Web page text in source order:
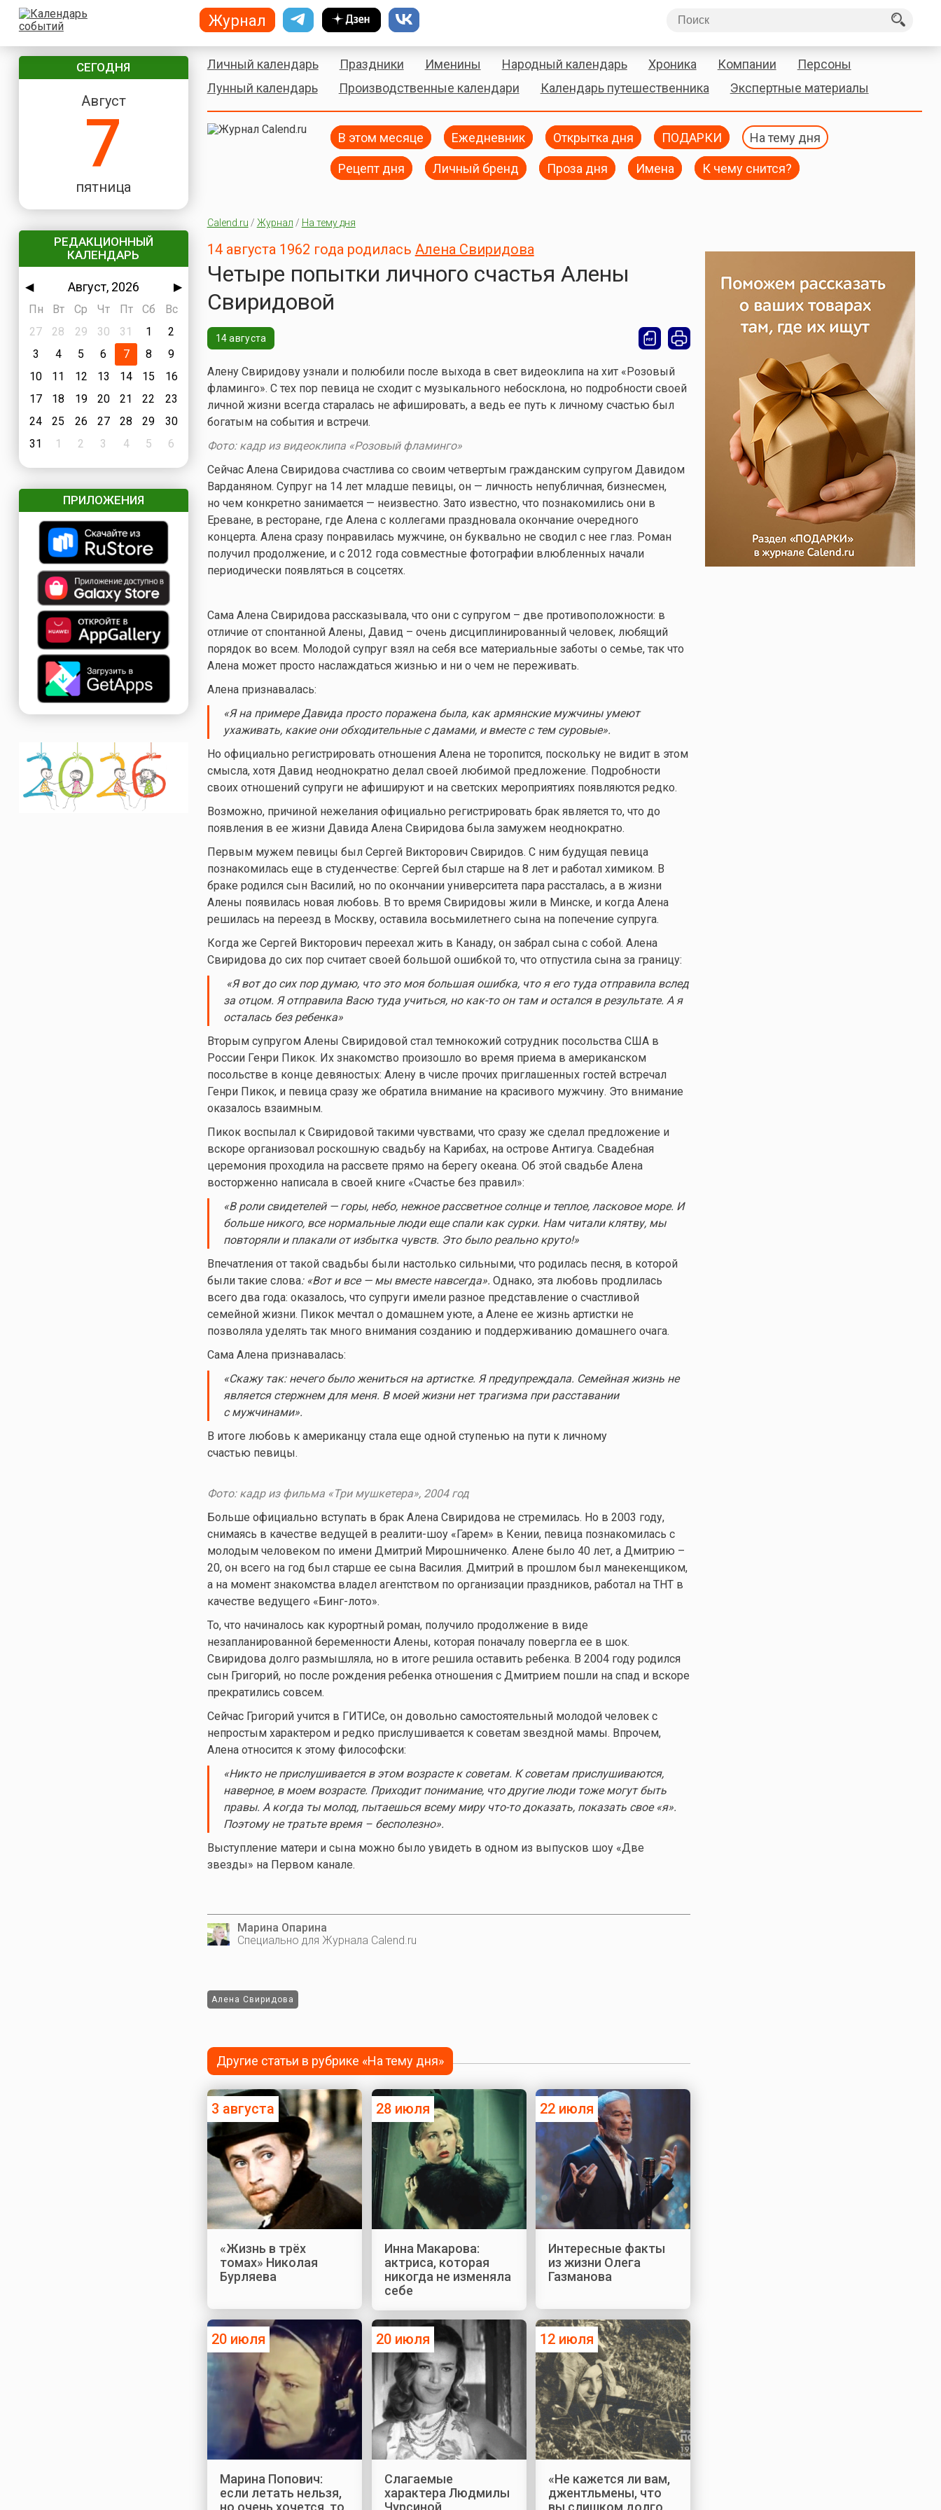
СЕГОДНЯ
Август
7
пятница
РЕДАКЦИОННЫЙ
КАЛЕНДАРЬ
◀ Август, 2026
▶
Пн
Вт Ср Чт Пт Сб
Вс
27
28 29 30 31 1
2
3
4 5 6 7 8
9
10
11 12 13 14 15
16
17
18 19 20 21 22
23
24
25 26 27 28 29
30
31
1 2 3 4 5 6
ПРИЛОЖЕНИЯ
Личный календарь Праздники Именины Народный календарь Хроника Компании
Персоны
Лунный календарь
Производственные календари Календарь путешественника Экспертные материалы
В этом месяце Ежедневник Открытка дня ПОДАРКИ На тему дня
Рецепт дня Личный бренд Проза дня Имена К чему снится?
Calend.ru / Журнал / На тему дня
14 августа 1962 года родилась Алена Свиридова
Четыре попытки личного счастья Алены
Свиридовой
14 августа
Алену Свиридову узнали и полюбили после выхода в свет видеоклипа на хит «Розовый
фламинго». С тех пор певица не сходит с музыкального небосклона, но подробности своей
личной жизни всегда старалась не афишировать, а ведь ее путь к личному счастью был
богатым на события и встречи.
Фото: кадр из видеоклипа «Розовый фламинго»
Сейчас Алена Свиридова счастлива со своим четвертым гражданским супругом Давидом
Варданяном. Супруг на 14 лет младше певицы, он — личность непубличная, бизнесмен,
но чем конкретно занимается — неизвестно. Зато известно, что познакомились они в
Ереване, в ресторане, где Алена с коллегами праздновала окончание очередного
концерта. Алена сразу понравилась мужчине, он буквально не сводил с нее глаз. Роман
получил продолжение, и с 2012 года совместные фотографии влюбленных начали
периодически появляться в соцсетях.
Сама Алена Свиридова рассказывала, что они с супругом – две противоположности: в
отличие от спонтанной Алены, Давид – очень дисциплинированный человек, любящий
порядок во всем. Молодой супруг взял на себя все материальные заботы о семье, так что
Алена может просто наслаждаться жизнью и ни о чем не переживать.
Алена признавалась:
«Я на примере Давида просто поражена была, как армянские мужчины умеют
ухаживать, какие они обходительные с дамами, и вместе с тем суровые».
Но официально регистрировать отношения Алена не торопится, поскольку не видит в этом
смысла, хотя Давид неоднократно делал своей любимой предложение. Подробности
своих отношений супруги не афишируют и на светских мероприятиях появляются редко.
Возможно, причиной нежелания официально регистрировать брак является то, что до
появления в ее жизни Давида Алена Свиридова была замужем неоднократно.
Первым мужем певицы был Сергей Викторович Свиридов. С ним будущая певица
познакомилась еще в студенчестве: Сергей был старше на 8 лет и работал химиком. В
браке родился сын Василий, но по окончании университета пара рассталась, а в жизни
Алены появилась новая любовь. В то время Свиридовы жили в Минске, и когда Алена
решилась на переезд в Москву, оставила восьмилетнего сына на попечение супруга.
Когда же Сергей Викторович переехал жить в Канаду, он забрал сына с собой. Алена
Свиридова до сих пор считает своей большой ошибкой то, что отпустила сына за границу:
«Я вот до сих пор думаю, что это моя большая ошибка, что я его туда отправила вслед
за отцом. Я отправила Васю туда учиться, но как-тоон там и остался в результате. А я
осталась без ребенка»
Вторым супругом Алены Свиридовой стал темнокожий сотрудник посольства США в
России Генри Пикок. Их знакомство произошло во время приема в американском
посольстве в конце девяностых: Алену в числе прочих приглашенных гостей встречал
Генри Пикок, и певица сразу же обратила внимание на красивого мужчину. Это внимание
оказалось взаимным.
Пикок воспылал к Свиридовой такими чувствами, что сразу же сделал предложение и
вскоре организовал роскошную свадьбу на Карибах, на острове Антигуа. Свадебная
церемония проходила на рассвете прямо на берегу океана. Об этой свадьбе Алена
восторженно написала в своей книге «Счастье без правил»:
«В роли свидетелей — горы, небо, нежное рассветное солнце и теплое, ласковое море. И
больше никого, все нормальные люди еще спали как сурки. Нам читали клятву, мы
повторяли и плакали от избытка чувств. Это было реально круто!»
Впечатления от такой свадьбы были настолько сильными, что родилась песня, в которой
были такие слова: «Вот и все — мы вместе навсегда». Однако, эта любовь продлилась
всего два года: оказалось, что супруги имели разное представление о счастливой
семейной жизни. Пикок мечтал о домашнем уюте, а Алене ее жизнь артистки не
позволяла уделять так много внимания созданию и поддерживанию домашнего очага.
Сама Алена признавалась:
«Скажу так: нечего было жениться на артистке. Я предупреждала. Семейная жизнь не
является стержнем для меня. В моей жизни нет трагизма при расставании
с мужчинами».
В итоге любовь к американцу стала еще одной ступенью на пути к личному
счастью певицы.
Фото: кадр из фильма «Три мушкетера», 2004 год
Больше официально вступать в брак Алена Свиридова не стремилась. Но в 2003 году,
снимаясь в качестве ведущей в реалити-шоу «Гарем» в Кении, певица познакомилась с
молодым человеком по имени Дмитрий Мирошниченко. Алене было 40 лет, а Дмитрию –
20, он всего на год был старше ее сына Василия. Дмитрий в прошлом был манекенщиком,
а на момент знакомства владел агентством по организации праздников, работал на ТНТ в
качестве ведущего «Бинг-лото».
То, что начиналось как курортный роман, получило продолжение в виде
незапланированной беременности Алены, которая поначалу повергла ее в шок.
Свиридова долго размышляла, но в итоге решила оставить ребенка. В 2004 году родился
сын Григорий, но после рождения ребенка отношения с Дмитрием пошли на спад и вскоре
прекратились совсем.
Сейчас Григорий учится в ГИТИСе, он довольно самостоятельный молодой человек с
непростым характером и редко прислушивается к советам звездной мамы. Впрочем,
Алена относится к этому философски:
«Никто не прислушивается в этом возрасте к советам. К советам прислушиваются,
наверное, в моем возрасте. Приходит понимание, что другие люди тоже могут быть
правы. А когда ты молод, пытаешься всему миру что-тодоказать, показать свое «я».
Поэтому не тратьте время – бесполезно».
Выступление матери и сына можно было увидеть в одном из выпусков шоу «Две
звезды» на Первом канале.
Марина Опарина
Специально для Журнала Calend.ru
Алена Свиридова
Другие статьи в рубрике «На тему дня»
3 августа
«Жизнь в трёх
томах» Николая
Бурляева
28 июля
Инна Макарова:
актриса, которая
никогда не изменяла
себе
22 июля
Интересные факты
из жизни Олега
Газманова
20 июля
Марина Попович:
если летать нельзя,
20 июля
Слагаемые
характера Людмилы
12 июля
«Не кажется ли вам,
джентльмены, что
Журнал